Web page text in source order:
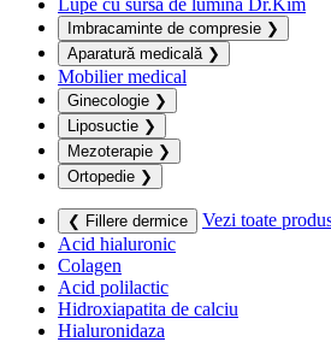
Imbracaminte de compresie ❯
Aparatură medicală ❯
Mobilier medical
Ginecologie ❯
Liposuctie ❯
Mezoterapie ❯
Ortopedie ❯
❮ Fillere dermice
Vezi toate
Acid hialuronic
Colagen
Acid polilactic
Hidroxiapatita de calciu
Hialuronidaza